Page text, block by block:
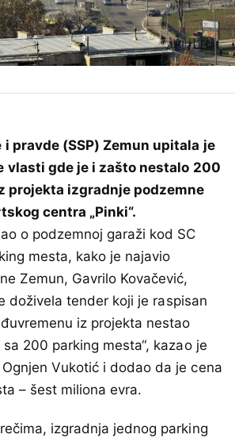
pravde (SSP) Zemun upitala je
vlasti gde je i zašto nestalo 200
projekta izgradnje podzemne
centra „Pinki“.
o podzemnoj garaži kod SC
mesta, kako je najavio
Zemun, Gavrilo Kovačević,
doživela tender koji je raspisan
iz projekta nestao
200 parking mesta“, kazao je
Vukotić i dodao da je cena
– šest miliona evra.
izgradnja jednog parking